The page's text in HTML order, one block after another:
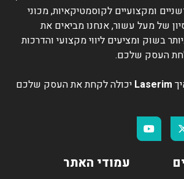
ומקצועיים לקוסמטיקאיות, מכוני
של מעל עשור, אנחנו מביאים את
בשוק ומציעים ליווי מקצועי והדרכות
העסק שלכם.
Laserim יכולה לקחת את העסק שלכם
עמודי האתר